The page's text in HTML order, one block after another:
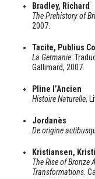
Bradley, Richard
The Prehistory of
2007.
Tacite, Publius
La Germanie .
Gallimard, 2007.
Pline l’Ancien
Histoire Naturelle,
Jordanès
De origine
Kristiansen,
The Rise of Bronze
Transformations .